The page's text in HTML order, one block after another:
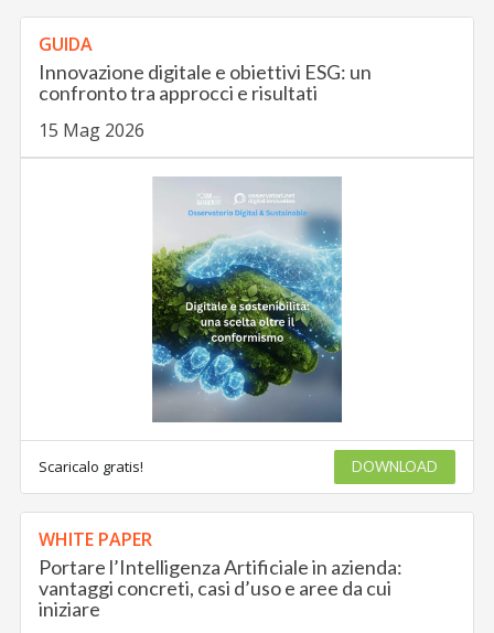
GUIDA
Innovazione digitale e obiettivi ESG: un
confronto tra approcci e risultati
15 Mag 2026
Scaricalo gratis! DOWNLOAD
WHITE PAPER
Portare l’Intelligenza Artificiale in azienda:
vantaggi concreti, casi d’uso e aree da cui
iniziare